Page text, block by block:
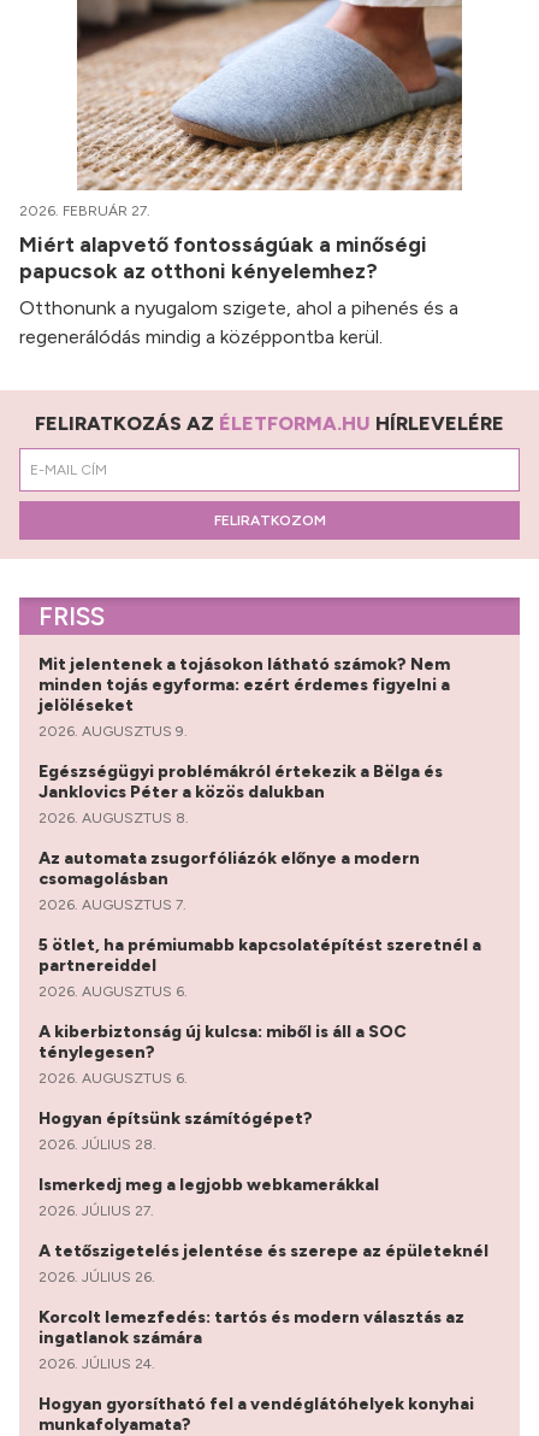
2026. FEBRUÁR 27.
Miért alapvető fontosságúak a minőségi
papucsok az otthoni kényelemhez?
Otthonunk a nyugalom szigete, ahol a pihenés és a
regenerálódás mindig a középpontba kerül.
FELIRATKOZÁS AZ ÉLETFORMA.HU HÍRLEVELÉRE
FELIRATKOZOM
FRISS
Mit jelentenek a tojásokon látható számok? Nem
minden tojás egyforma: ezért érdemes figyelni a
jelöléseket
2026. AUGUSZTUS 9.
Egészségügyi problémákról értekezik a Bëlga és
Janklovics Péter a közös dalukban
2026. AUGUSZTUS 8.
Az automata zsugorfóliázók előnye a modern
csomagolásban
2026. AUGUSZTUS 7.
5 ötlet, ha prémiumabb kapcsolatépítést szeretnél a
partnereiddel
2026. AUGUSZTUS 6.
A kiberbiztonság új kulcsa: miből is áll a SOC
ténylegesen?
2026. AUGUSZTUS 6.
Hogyan építsünk számítógépet?
2026. JÚLIUS 28.
Ismerkedj meg a legjobb webkamerákkal
2026. JÚLIUS 27.
A tetőszigetelés jelentése és szerepe az épületeknél
2026. JÚLIUS 26.
Korcolt lemezfedés: tartós és modern választás az
ingatlanok számára
2026. JÚLIUS 24.
Hogyan gyorsítható fel a vendéglátóhelyek konyhai
munkafolyamata?